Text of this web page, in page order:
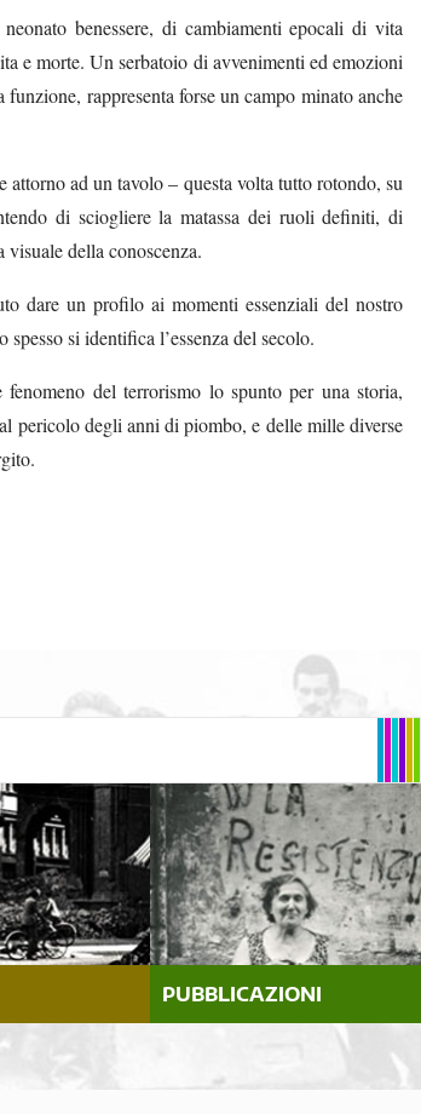
benessere, di cambiamenti epocali di vita
e morte. Un serbatoio di avvenimenti ed emozioni
rappresenta forse un campo minato anche
ad un tavolo – questa volta tutto rotondo, su
di sciogliere la matassa dei ruoli definiti, di
della conoscenza.
dare un profilo ai momenti essenziali del nostro
si identifica l’essenza del secolo.
del terrorismo lo spunto per una storia,
pericolo degli anni di piombo, e delle mille diverse
PUBBLICAZIONI